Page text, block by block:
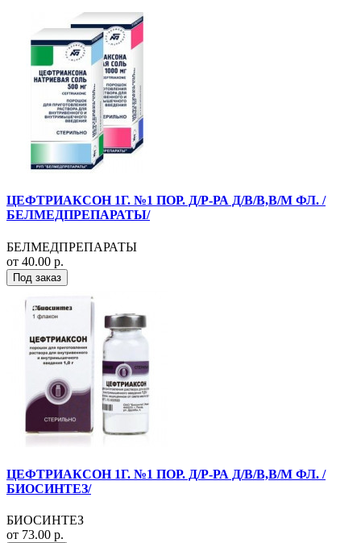
ЦЕФТРИАКСОН 1Г. №1 ПОР. Д/Р-РА Д/В/В,В/М ФЛ. /
БЕЛМЕДПРЕПАРАТЫ/
БЕЛМЕДПРЕПАРАТЫ
от 40.00 р.
Под заказ
ЦЕФТРИАКСОН 1Г. №1 ПОР. Д/Р-РА Д/В/В,В/М ФЛ. /
БИОСИНТЕЗ/
БИОСИНТЕЗ
от 73.00 р.